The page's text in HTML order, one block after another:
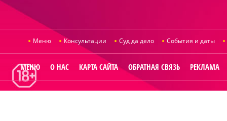
Меню Консультации Суд да дело События и даты
МЕНЮ О НАС КАРТА САЙТА ОБРАТНАЯ СВЯЗЬ РЕКЛАМА